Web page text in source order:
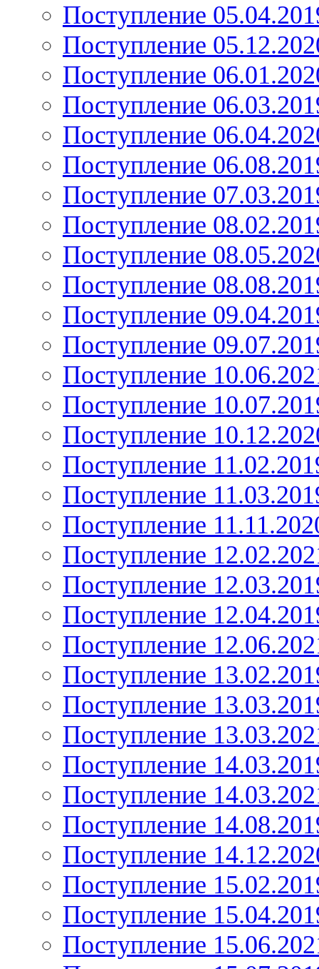
Поступление
Поступление
Поступление
Поступление
Поступление
Поступление
Поступление
Поступление
Поступление
Поступление
Поступление
Поступление
Поступление
Поступление
Поступление
Поступление
Поступление
Поступление
Поступление
Поступление
Поступление
Поступление
Поступление
Поступление
Поступление
Поступление
Поступление
Поступление
Поступление
Поступление
Поступление
Поступление